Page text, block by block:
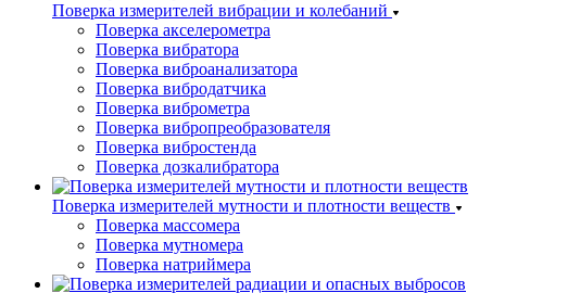
Поверка измерителей вибрации и колебаний
Поверка акселерометра
Поверка вибратора
Поверка виброанализатора
Поверка вибродатчика
Поверка виброметра
Поверка вибропреобразователя
Поверка вибростенда
Поверка дозкалибратора
Поверка измерителей мутности и плотности веществ
Поверка массомера
Поверка мутномера
Поверка натриймера